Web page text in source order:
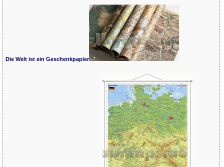
Die Welt ist ein Geschenkpapier